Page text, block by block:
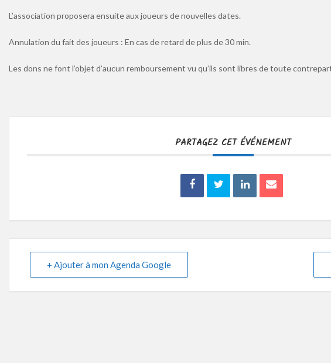
L’association proposera ensuite aux joueurs de nouvelles dates.
Annulation du fait des joueurs : En cas de retard de plus de 30 min.
Les dons ne font l’objet d’aucun remboursement vu qu’ils sont libres de toute
PARTAGEZ CET ÉVÉNEMENT
+ Ajouter à mon Agenda Google